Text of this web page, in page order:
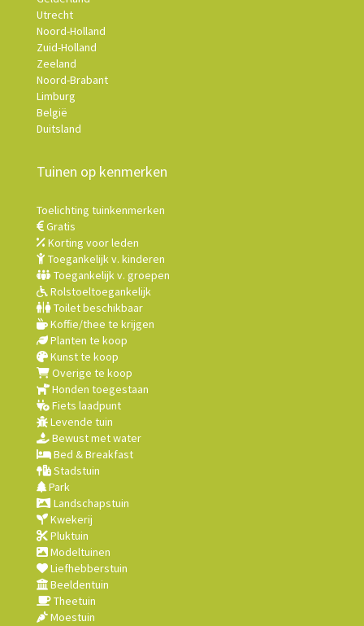
Utrecht
Noord-Holland
Zuid-Holland
Zeeland
Noord-Brabant
Limburg
België
Duitsland
Tuinen op kenmerken
Toelichting tuinkenmerken
Gratis
Korting voor leden
Toegankelijk v. kinderen
Toegankelijk v. groepen
Rolstoeltoegankelijk
Toilet beschikbaar
Koffie/thee te krijgen
Planten te koop
Kunst te koop
Overige te koop
Honden toegestaan
Fiets laadpunt
Levende tuin
Bewust met water
Bed & Breakfast
Stadstuin
Park
Landschapstuin
Kwekerij
Pluktuin
Modeltuinen
Liefhebberstuin
Beeldentuin
Theetuin
Moestuin